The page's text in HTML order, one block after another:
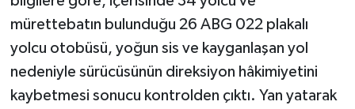
mürettebatın bulunduğu 26 ABG 022 plakalı
yolcu otobüsü, yoğun sis ve kayganlaşan yol
nedeniyle sürücüsünün direksiyon hâkimiyetini
kaybetmesi sonucu kontrolden çıktı. Yan yatarak